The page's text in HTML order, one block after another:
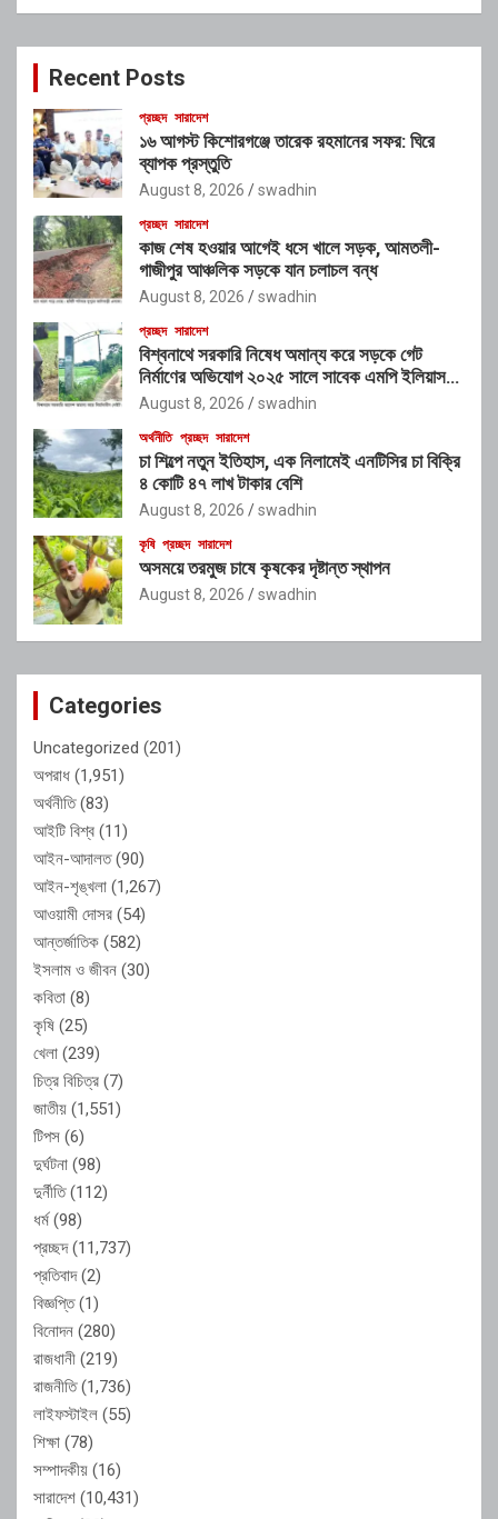
c
Recent Posts
প্রচ্ছদ সারাদেশ
১৬ আগস্ট কিশোরগঞ্জে তারেক রহমানের সফর: ঘিরে
ব্যাপক প্রস্তুতি
August 8, 2026 swadhin
প্রচ্ছদ সারাদেশ
কাজ শেষ হওয়ার আগেই ধসে খালে সড়ক, আমতলী-
গাজীপুর আঞ্চলিক সড়কে যান চলাচল বন্ধ
August 8, 2026 swadhin
প্রচ্ছদ সারাদেশ
বিশ্বনাথে সরকারি নিষেধ অমান্য করে সড়কে গেট
নির্মাণের অভিযোগ ২০২৫ সালে সাবেক এমপি ইলিয়াস
আলীর নামে নামফলক স্থাপনের অভিযোগ
August 8, 2026 swadhin
অর্থনীতি প্রচ্ছদ সারাদেশ
চা শিল্পে নতুন ইতিহাস, এক নিলামেই এনটিসির চা বিক্রি
৪ কোটি ৪৭ লাখ টাকার বেশি
August 8, 2026 swadhin
কৃষি প্রচ্ছদ সারাদেশ
অসময়ে তরমুজ চাষে কৃষকের দৃষ্টান্ত স্থাপন
August 8, 2026 swadhin
Categories
Uncategorized (201)
অপরাধ (1,951)
অর্থনীতি(83)
আইটি বিশ্ব (11)
আইন-আদালত(90)
আইন-শৃঙ্খলা (1,267)
আওয়ামী দোসর (54)
আন্তর্জাতিক (582)
ইসলাম ও জীবন (30)
কবিতা (8)
কৃষি (25)
খেলা (239)
চিত্র বিচিত্র (7)
জাতীয় (1,551)
টিপস (6)
দুর্ঘটনা (98)
দুর্নীতি(112)
ধর্ম(98)
প্রচ্ছদ(11,737)
প্রতিবাদ(2)
বিজ্ঞপ্তি(1)
বিনোদন (280)
রাজধানী (219)
রাজনীতি(1,736)
লাইফস্টাইল (55)
শিক্ষা (78)
সম্পাদকীয় (16)
সারাদেশ (10,431)